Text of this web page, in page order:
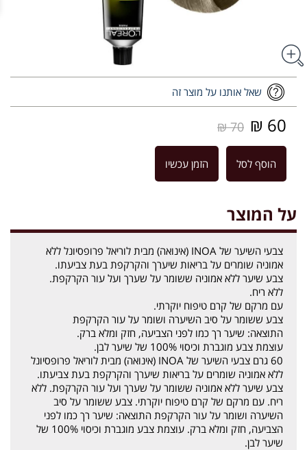
שאל אותנו על מוצר זה
60 ₪
70 ₪
הוסף לסל הזמן עכשיו
על המוצר
צבעי השיער של INOA (אינואה) מבית לוריאל פרופסיונל ללא
אמוניה שומרים על בריאות שיערך והקרקפת בעת צביעתו.
צבע שיער ללא אמוניה ששומר על שערך ועל עור הקרקפת.
ללא ריח.
עם מרקם של קרם טיפוח יוקרתי.
צבע ששומר על סיב השיערה ושומר על עור הקרקפת
התוצאה: שיער רך כמו לפני הצביעה, חזק ומלא ברק.
עוצמת צבע מוגברת וכיסוי 100% של שיער לבן.
60 גרם צבעי השיער של INOA (אינואה) מבית לוריאל פרופסיונל
ללא אמוניה שומרים על בריאות שיערך והקרקפת בעת צביעתו.
צבע שיער ללא אמוניה ששומר על שערך ועל עור הקרקפת. ללא
ריח. עם מרקם של קרם טיפוח יוקרתי. צבע ששומר על סיב
השיערה ושומר על עור הקרקפת התוצאה: שיער רך כמו לפני
הצביעה, חזק ומלא ברק. עוצמת צבע מוגברת וכיסוי 100% של
שיער לבן.